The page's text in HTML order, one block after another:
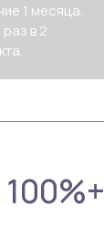
1 месяца.
раз в 2